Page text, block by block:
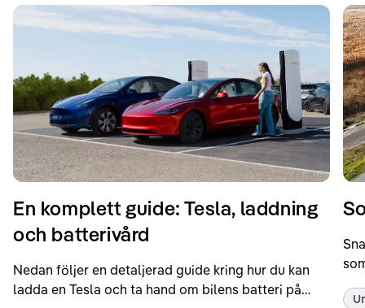
En komplett guide: Tesla, laddning
och batterivård
Nedan följer en detaljerad guide kring hur du kan
ladda en Tesla och ta hand om bilens batteri på